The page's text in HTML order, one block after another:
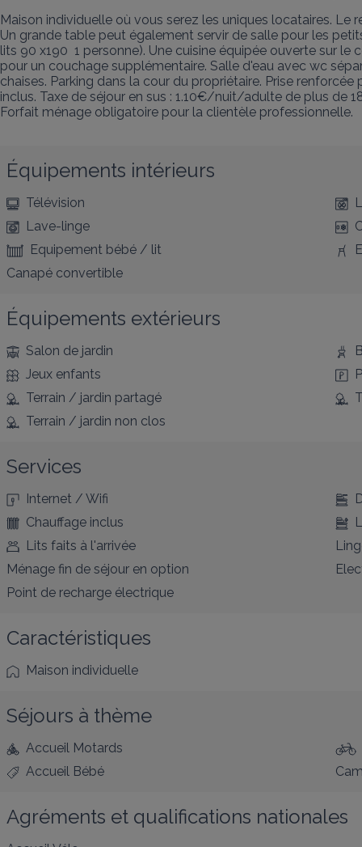
Maison individuelle où vous serez les uniques locataires.
Un grande table peut également servir de salle pour les
lits 90 x190  1 personne). Une cuisine équipée ouverte sur
pour un couchage supplémentaire. Salle d'eau avec wc
chaises. Parking dans la cour du propriétaire. Prise
inclus. Taxe de séjour en sus : 1.10€/nuit/adulte de plus de
Forfait ménage obligatoire pour la clientèle professionnelle.
Équipements intérieurs
Télévision
Lave-linge
Equipement bébé / lit
Canapé convertible
Équipements extérieurs
Salon de jardin
Jeux enfants
Terrain / jardin partagé
Terrain / jardin non clos
Services
Internet / Wifi
Chauffage inclus
Lits faits à l'arrivée
Ménage fin de séjour en option
Point de recharge électrique
Caractéristiques
Maison individuelle
Séjours à thème
Accueil Motards
Accueil Bébé
Agréments et qualifications nationales